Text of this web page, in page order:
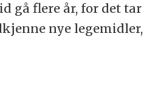
gå flere år, for det tar
nye legemidler,